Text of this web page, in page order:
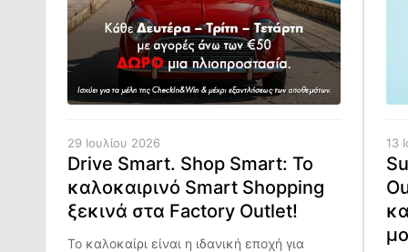
29 Ιουλίου 2026
Drive Smart. Shop Smart: Το
καλοκαιρινό Smart Shopping
ξεκινά στα Factory Outlet!
Το καλοκαίρι είναι η ιδανική εποχή για
13